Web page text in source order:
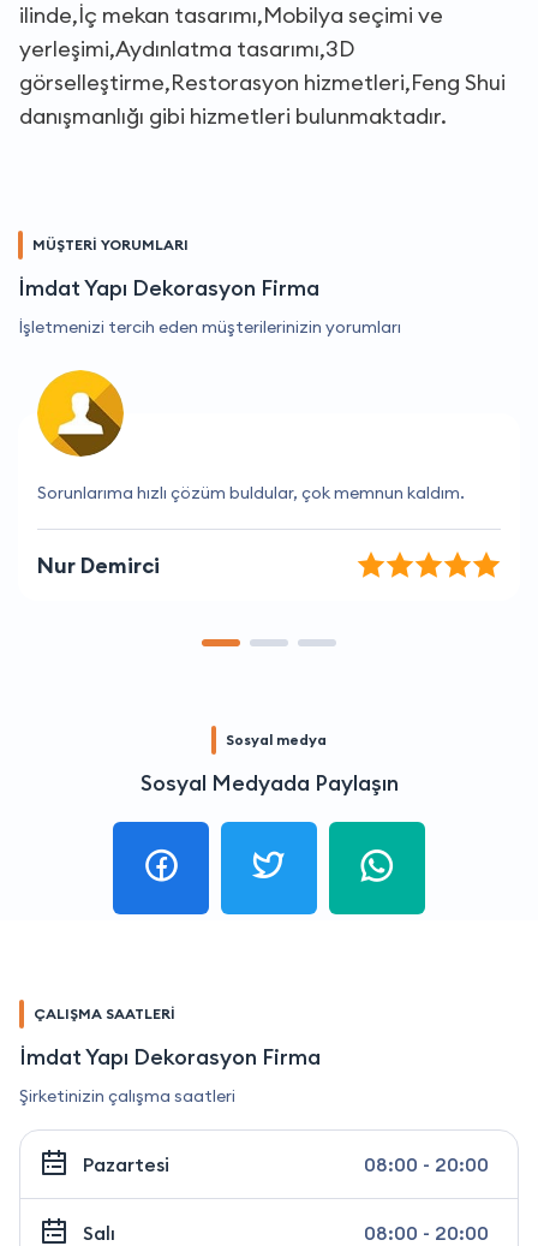
ilinde,İç mekan tasarımı,Mobilya seçimi ve
yerleşimi,Aydınlatma tasarımı,3D
görselleştirme,Restorasyon hizmetleri,Feng Shui
danışmanlığı gibi hizmetleri bulunmaktadır.
MÜŞTERİ YORUMLARI
İmdat Yapı Dekorasyon Firma
İşletmenizi tercih eden müşterilerinizin yorumları
İhtiyaçlarımı tam olarak anladılar ve yardımcı oldular.
Aylin Arslan
Sosyal medya
Sosyal Medyada Paylaşın
ÇALIŞMA SAATLERİ
İmdat Yapı Dekorasyon Firma
Şirketinizin çalışma saatleri
Pazartesi 08:00 - 20:00
Salı 08:00 - 20:00